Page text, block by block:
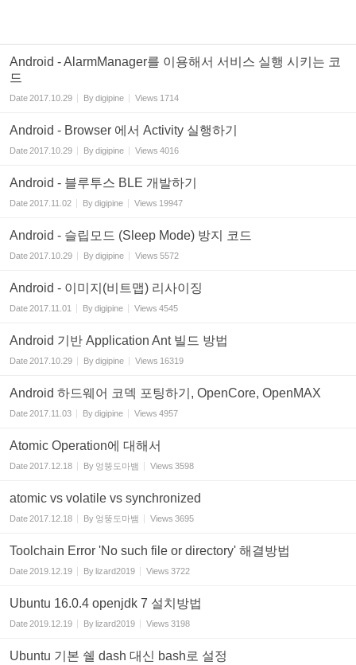
Android - AlarmManager를 이용해서 서비스 실행 시키는 코
드
Date2017.10.29 Bydigipine Views 1714
Android - Browser 에서 Activity 실행하기
Date2017.10.29 Bydigipine Views 4016
Android - 블루투스 BLE 개발하기
Date2017.11.02 Bydigipine Views 19947
Android - 슬립모드 (Sleep Mode) 방지 코드
Date2017.10.29 Bydigipine Views 5572
Android - 이미지(비트맵) 리사이징
Date2017.11.01 Bydigipine Views 4545
Android 기반 Application Ant 빌드 방법
Date2017.10.29 Bydigipine Views 16319
Android 하드웨어 코덱 포팅하기, OpenCore, OpenMAX
Date2017.11.03 Bydigipine Views 4957
Atomic Operation에 대해서
Date2017.12.18 By 엉뚱도마뱀 Views 3598
atomic vs volatile vs synchronized
Date2017.12.18 By 엉뚱도마뱀 Views 3695
Toolchain Error 'No such file or directory' 해결방법
Date2019.12.19 Bylizard2019 Views 3722
Ubuntu 16.0.4 openjdk 7 설치방법
Date2019.12.19 Bylizard2019 Views 3198
Ubuntu 기본 쉘 dash 대신 bash로 설정